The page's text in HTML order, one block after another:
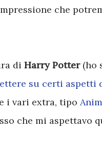
che
di Harry Potter(ho
su certi aspetti
i vari extra, tipo
che mi aspettavo